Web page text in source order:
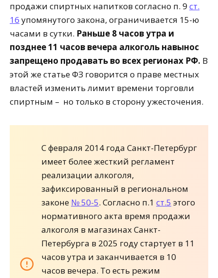
продажи спиртных напитков согласно п. 9 ст.
16 упомянутого закона, ограничивается 15-ю
часами в сутки. Раньше 8 часов утра и
позднее 11 часов вечера алкоголь навынос
запрещено продавать во всех регионах РФ. В
этой же статье ФЗ говорится о праве местных
властей изменить лимит времени торговли
спиртным – но только в сторону ужесточения.
С февраля 2014 года Санкт-Петербург
имеет более жесткий регламент
реализации алкоголя,
зафиксированный в региональном
законе № 50-5. Согласно п.1 ст.5 этого
нормативного акта время продажи
алкоголя в магазинах Санкт-
Петербурга в 2025 году стартует в 11
часов утра и заканчивается в 10
часов вечера. То есть режим